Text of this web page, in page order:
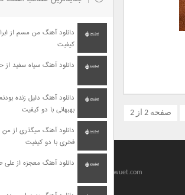
صفحه 2 از 2
دانلود آهنگ من مسم از
کیفیت
دانلود آهنگ سیاه سفید از
دانلود آهنگ دلیل زنده
بهبهانی با دو کیفیت
دانلود آهنگ میگذری از
فخری با دو کیفیت
دانلود آهنگ معجزه از علی
baharseo
2010-2021 | Allright Reserved by viagrawuet.com